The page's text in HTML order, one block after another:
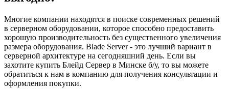
Многие компании находятся в поиске современных решений
в серверном оборудовании, которое способно предоставить
хорошую производительность без существенного увеличения
размера оборудования. Blade Server - это лучший вариант в
серверной архитектуре на сегодняшний день. Если вы
захотите купить Блейд Сервер в Минске б/у, то вы можете
обратиться к нам в компанию для получения консультации и
оформления покупки.